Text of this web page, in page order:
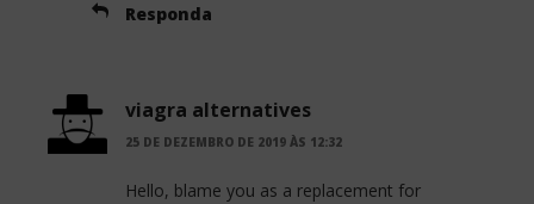
Responda
viagra alternatives
25 DE DEZEMBRO DE 2019 ÀS 12:32
Hello, blame you as a replacement for